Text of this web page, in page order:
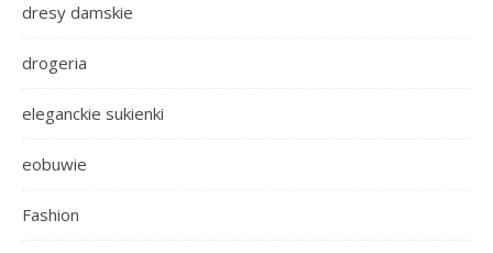
dresy damskie
drogeria
eleganckie sukienki
eobuwie
Fashion